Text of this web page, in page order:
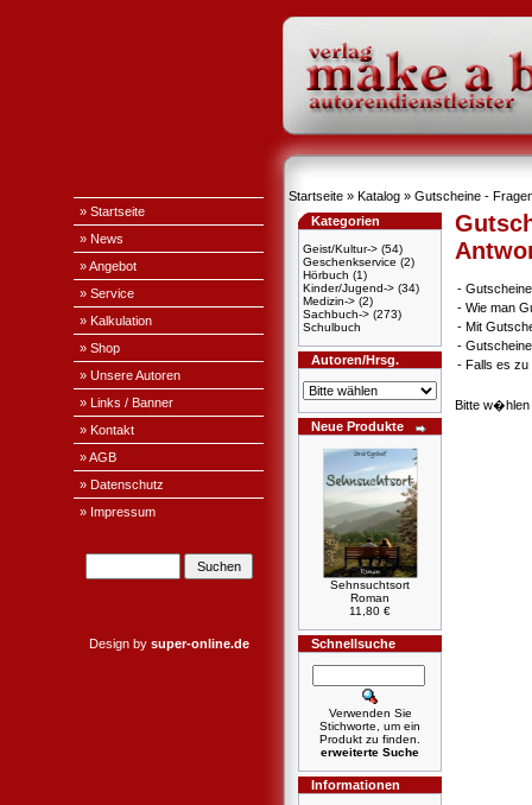
» Startseite
» News
» Angebot
» Service
» Kalkulation
» Shop
» Unsere Autoren
» Links / Banner
» Kontakt
» AGB
» Datenschutz
» Impressum
Design by super-online.de
Startseite » Katalog » Gutscheine -
Kategorien
Geist/Kultur-> (54)
Geschenkservice (2)
Hörbuch (1)
Kinder/Jugend-> (34)
Medizin-> (2)
Sachbuch-> (273)
Schulbuch
Autoren/Hrsg.
Neue Produkte
Sehnsuchtsort
Roman
11,80 €
Schnellsuche
Verwenden Sie
Stichworte, um ein
Produkt zu finden.
erweiterte Suche
Informationen
-
- Wie man
- Mit
-
- Falls es zu
Bitte w�hlen